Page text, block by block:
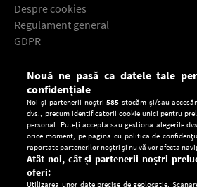
Despre cookies
Regulament general
GDPR
Descarcă gratuit aplicaţia Europa
Nouă ne pasă ca datele tale
confidențiale
Noi și partenerii noștri585 stocăm și/sau
dvs., precum identificatorii cookie unici pentru
personal. Puteți accepta sau gestiona alegerile
orice moment, pe pagina cu politica de
raportate partenerilor noștri și nu vă vor afecta
Atât noi, cât și partenerii noștri
oferi:
Utilizarea unor date precise de geolocație.